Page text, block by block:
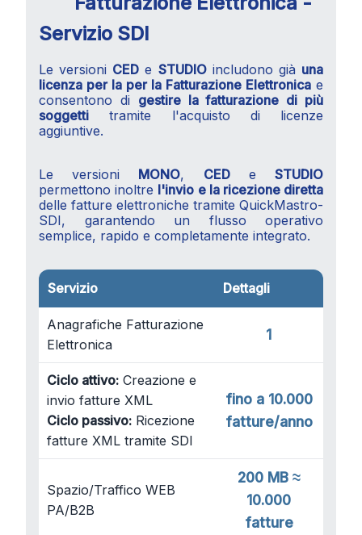
Servizio SDI
Le versioni CED e STUDIOincludono già una
licenza per la per la Fatturazione Elettronica e
consentono di gestire la fatturazione di più
soggetti tramite l'acquisto di licenze
aggiuntive.
Le versioni MONO, CEDeSTUDIO
permettono inoltre l'invio e la ricezione diretta
delle fatture elettroniche tramite QuickMastro-
SDI, garantendo un flusso operativo
semplice, rapido e completamente integrato.
Servizio Dettagli
Anagrafiche Fatturazione
Elettronica
1
Ciclo attivo:Creazione e
invio fatture XML
Ciclo passivo:Ricezione
fatture XML tramite SDI
fino a 10.000
fatture/anno
Spazio/Traffico WEB
PA/B2B
200 MB ≈
10.000
fatture